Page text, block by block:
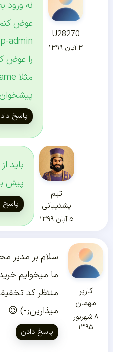
U28270
۳ آبان ۱۳۹۹
نه ورود
عوض
را عوض
پاسخ
تیم
پشتیبانی
۵ آبان ۱۳۹۹
باید
پیش
پاسخ
کاربر
مهمان
۸ شهریور
۱۳۹۵
سلام بر مدیر
ما میخوایم
منتظر کد
میذارین;-) 😉
پاسخ دادن